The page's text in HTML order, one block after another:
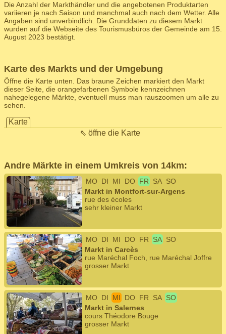
Die Anzahl der Markthändler und die angebotenen Produktarten
variieren je nach Saison und manchmal auch nach dem Wetter. Alle
Angaben sind unverbindlich. Die Grunddaten zu diesem Markt
wurden auf die Webseite des Tourismusbüros der Gemeinde am 15.
August 2023 bestätigt.
Karte des Markts und der Umgebung
Öffne die Karte unten. Das braune Zeichen markiert den Markt
dieser Seite, die orangefarbenen Symbole kennzeichnen
nahegelegene Märkte, eventuell muss man rauszoomen um alle zu
sehen.
Karte
⇖ öffne die Karte
Andre Märkte in einem Umkreis von 14km:
MO DI MI DO FR SA SO
Markt in Montfort-sur-Argens
rue des écoles
sehr kleiner Markt
MO DI MI DO FR SA SO
Markt in Carcès
rue Maréchal Foch, rue Maréchal Joffre
grosser Markt
MO DI MI DO FR SA SO
Markt in Salernes
cours Théodore Bouge
grosser Markt